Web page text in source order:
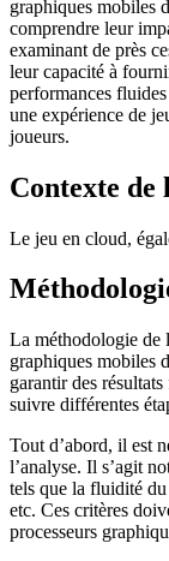
graphiques mobiles
comprendre leur
examinant de près
leur capacité à
performances
une expérience de
joueurs.
Contexte de
Le jeu en cloud,
La méthodologie de
graphiques mobiles
garantir des
suivre différentes
Tout d’abord, il est
l’analyse. Il s’agit
tels que la fluidité
etc. Ces critères
processeurs